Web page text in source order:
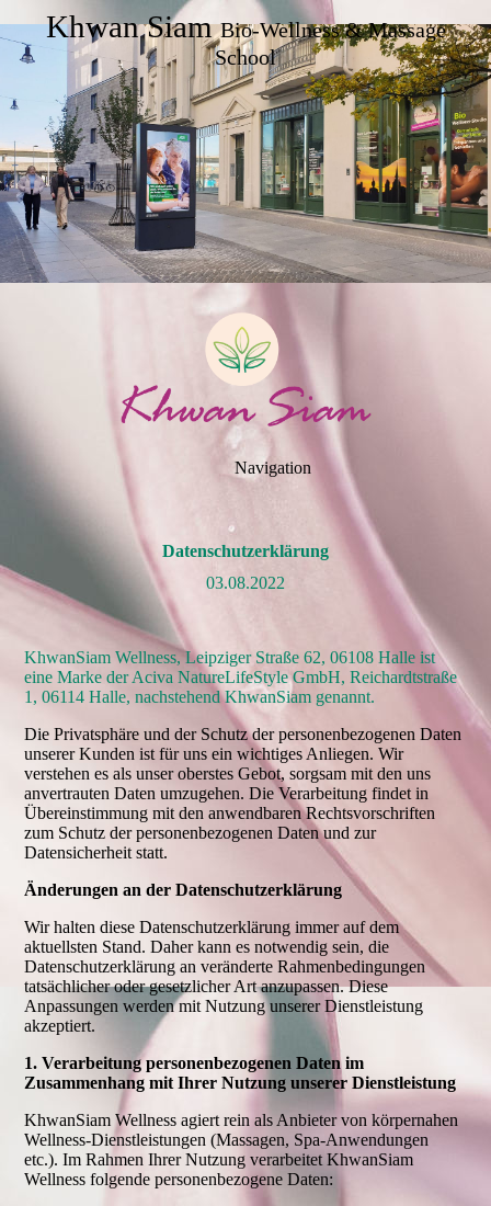
Khwan SiamBio-Wellness & Massage
School
Navigation
Datenschutzerklärung
03.08.2022
KhwanSiam Wellness, Leipziger Straße 62, 06108 Halle ist
eine Marke der Aciva NatureLifeStyle GmbH, Reichardtstraße
1, 06114 Halle, nachstehend KhwanSiam genannt.
Die Privatsphäre und der Schutz der personenbezogenen Daten
unserer Kunden ist für uns ein wichtiges Anliegen. Wir
verstehen es als unser oberstes Gebot, sorgsam mit den uns
anvertrauten Daten umzugehen. Die Verarbeitung findet in
Übereinstimmung mit den anwendbaren Rechtsvorschriften
zum Schutz der personenbezogenen Daten und zur
Datensicherheit statt.
Änderungen an der Datenschutzerklärung
Wir halten diese Datenschutzerklärung immer auf dem
aktuellsten Stand. Daher kann es notwendig sein, die
Datenschutzerklärung an veränderte Rahmenbedingungen
tatsächlicher oder gesetzlicher Art anzupassen. Diese
Anpassungen werden mit Nutzung unserer Dienstleistung
akzeptiert.
1. Verarbeitung personenbezogenen Daten im
Zusammenhang mit Ihrer Nutzung unserer Dienstleistung
KhwanSiam Wellness agiert rein als Anbieter von körpernahen
Wellness-Dienstleistungen (Massagen, Spa-Anwendungen
etc.). Im Rahmen Ihrer Nutzung verarbeitet KhwanSiam
Wellness folgende personenbezogene Daten: